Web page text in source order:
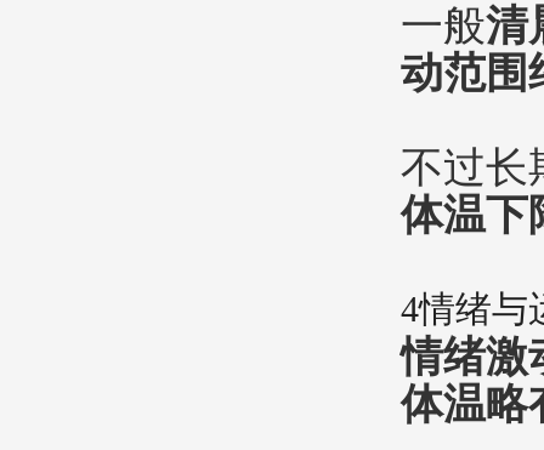
一般清
动范
不过长
体温下
4情绪与
情绪激
体温略